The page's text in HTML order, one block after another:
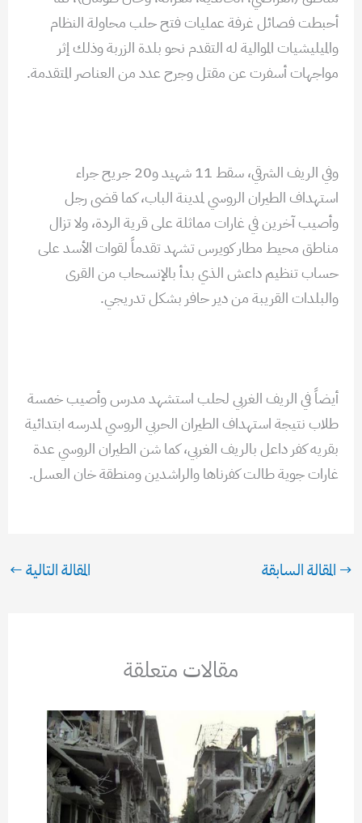
أحبطت فصائل غرفة عمليات فتح حلب محاولة النظام
والميليشيات الموالية له التقدم نحو بلدة الزربة وذلك إثر
مواجهات أسفرت عن مقتل وجرح عدد من العناصر المتقدمة.
وفي الريف الشرقي، سقط 11 شهيد و20 جريح جراء
استهداف الطيران الروسي لمدينة الباب، كما قضى رجل
وأصيب آخرين في غارات مماثلة على قرية الردة، ولا تزال
مناطق محيط مطار كويرس تشهد تقدماً لقوات الأسد على
حساب تنظيم داعش الذي بدأ بالإنسحاب من القرى
والبلدات القريبة من دير حافر بشكل تدريجي.
أيضاً في الريف الغربي لحلب استشهد مدرس وأصيب خمسة
طلاب نتيجة استهداف الطيران الحربي الروسي لمدرسه ابتدائية
بقريه كفر داعل بالريف الغربي، كما شن الطيران الروسي عدة
غارات جوية طالت كفرناها والراشدين ومنطقة خان العسل.
→ المقالة السابقة المقالة التالية←
مقالات متعلقة